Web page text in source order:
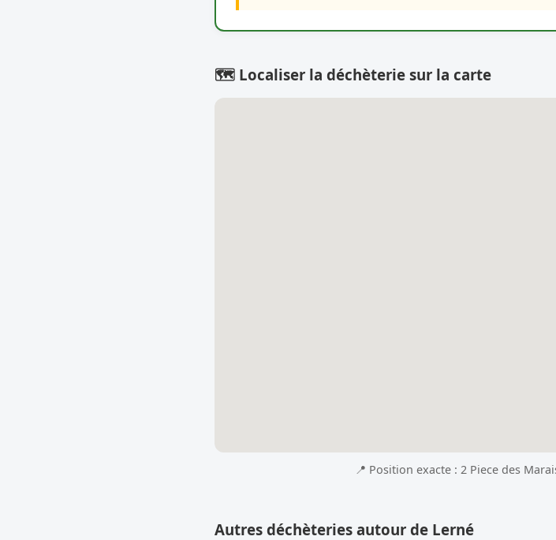
🗺️ Localiser la déchèterie sur la carte
📍 Position exacte : 2 Piece des
Autres déchèteries autour de Lerné